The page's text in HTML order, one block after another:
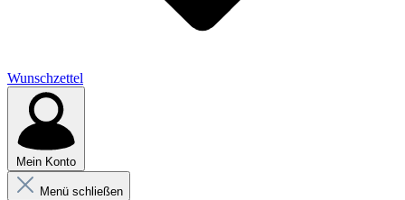
Wunschzettel
Mein Konto
Menü schließen